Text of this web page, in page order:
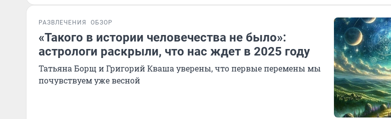
РАЗВЛЕЧЕНИЯ ОБЗОР
«Такого в истории человечества не было»:
астрологи раскрыли, что нас ждет в 2025 году
Татьяна Борщ и Григорий Кваша уверены, что первые перемены мы
почувствуем уже весной